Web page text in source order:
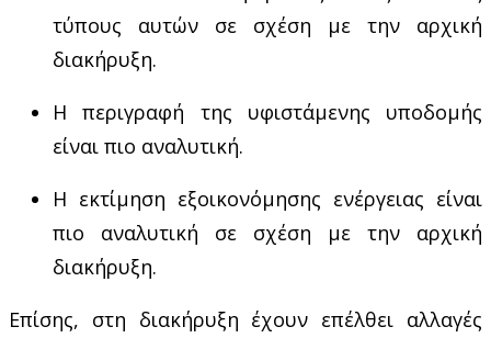
τύπους αυτών σε σχέση με την αρχική
διακήρυξη.
Η περιγραφή της υφιστάμενης υποδομής
είναι πιο αναλυτική.
Η εκτίμηση εξοικονόμησης ενέργειας είναι
πιο αναλυτική σε σχέση με την αρχική
διακήρυξη.
Επίσης, στη διακήρυξη έχουν επέλθει αλλαγές